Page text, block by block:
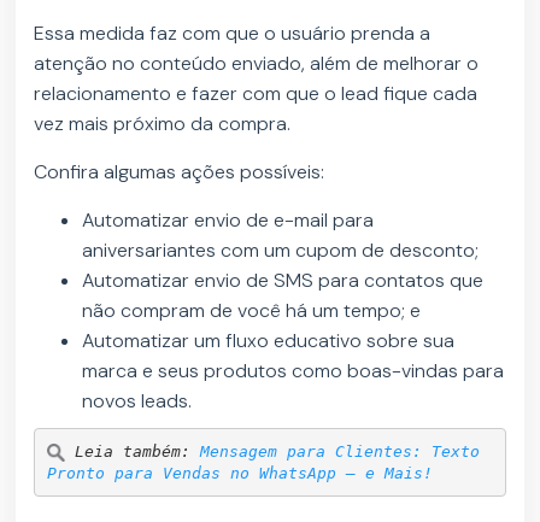
Essa medida faz com que o usuário prenda a
atenção no conteúdo enviado, além de melhorar o
relacionamento e fazer com que o lead fique cada
vez mais próximo da compra.
Confira algumas ações possíveis:
Automatizar envio de e-mail para
aniversariantes com um cupom de desconto;
Automatizar envio de SMS para contatos que
não compram de você há um tempo; e
Automatizar um fluxo educativo sobre sua
marca e seus produtos como boas-vindas para
novos leads.
Leia também: Mensagem para Clientes: Texto
Pronto para Vendas no WhatsApp – e Mais!